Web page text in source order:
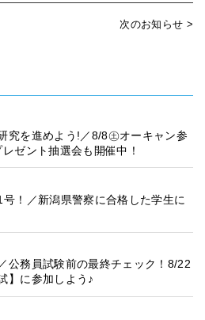
次のお知らせ >
究を進めよう!／8/8㊏オーキャン参
ゼント抽選会も開催中！
号！／新潟県警察に合格した学生に
公務員試験前の最終チェック！8/22
】に参加しよう♪